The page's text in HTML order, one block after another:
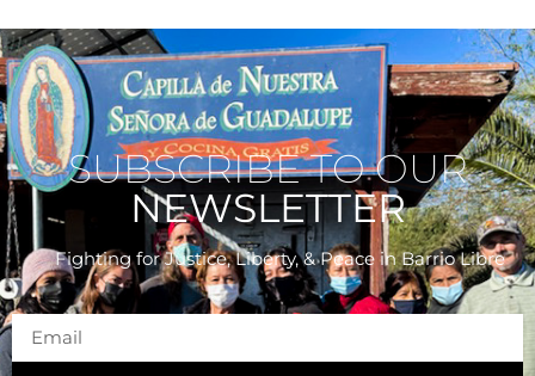
SUBSCRIBE TO OUR
NEWSLETTER
Fighting for Justice, Liberty, & Peace in Barrio Libre